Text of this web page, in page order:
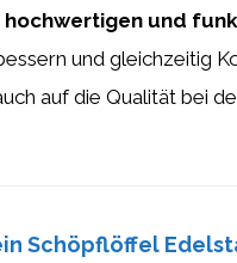
hochwertigen und
und gleichzeitig
auf die Qualität bei
Schöpflöffel